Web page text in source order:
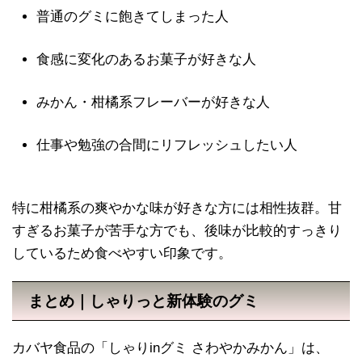
普通のグミに飽きてしまった人
食感に変化のあるお菓子が好きな人
みかん・柑橘系フレーバーが好きな人
仕事や勉強の合間にリフレッシュしたい人
特に柑橘系の爽やかな味が好きな方には相性抜群。甘
すぎるお菓子が苦手な方でも、後味が比較的すっきり
しているため食べやすい印象です。
まとめ｜しゃりっと新体験のグミ
カバヤ食品の「しゃりinグミ さわやかみかん」は、